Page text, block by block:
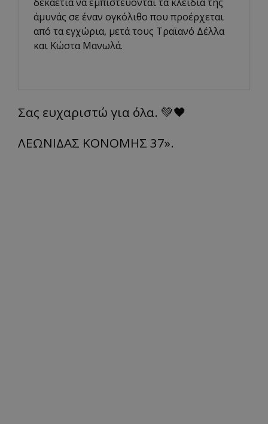
άμυνάς σε έναν ογκόλιθο που προέρχεται
από τα εγχώρια, μετά τους Τραϊανό Δέλλα
και Κώστα Μανωλά.
Σας ευχαριστώ για όλα. 💚🖤
ΛΕΩΝΙΔΑΣ ΚΟΝΟΜΗΣ 37».